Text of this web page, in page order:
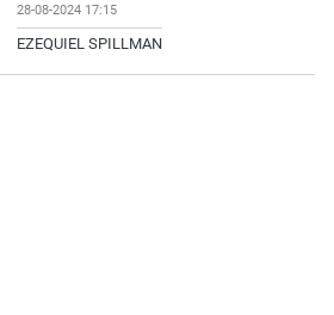
28-08-2024 17:15
EZEQUIEL SPILLMAN